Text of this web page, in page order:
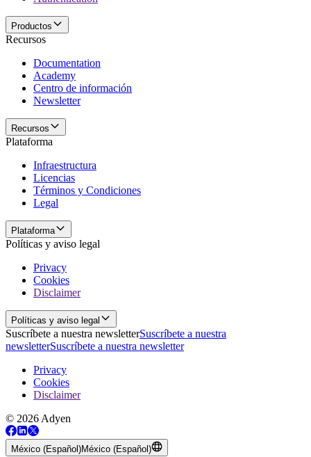
Productos
Recursos
Documentation
Academy
Centro de información
Newsletter
Recursos
Plataforma
Infraestructura
Licencias
Términos y Condiciones
Legal
Plataforma
Políticas y aviso legal
Privacy
Cookies
Disclaimer
Políticas y aviso legal
Suscríbete a nuestra newsletterSuscríbete a nuestra
newsletterSuscríbete a nuestra newsletter
Privacy
Cookies
Disclaimer
© 2026 Adyen
México (Español)México (Español)